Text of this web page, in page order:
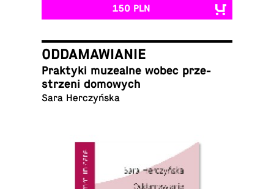
150 PLN
ODDAMAWIANIE
Prak­ty­ki mu­ze­al­ne wobec prze­
strze­ni domowych
Sara Herczyńska